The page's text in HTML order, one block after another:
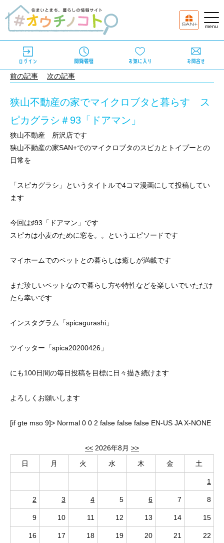
<< 2026年8月 >>
日
月 火 水 木 金 土
1
2 3 4 5 6 7 8
9 10 11 12 13 14 15
16 17 18 19 20 21 22
前の記事 次の記事
狭山不動産の家でマイクロブタと暮らす ス
ピカグラシ＃93「ドアマン」
狭山不動産 所沢店です
狭山不動産の家SAN+でのマイクロブタのスピカとトイプーとの
日常を
「スピカグラシ」というタイトルで4コマ漫画にして投稿してい
ます
今回は♯93 「ドアマン」です
スピカは小麦のために窓を。。というエピソードです
マイホームでのペットとの暮らしは癒しが満載です
まだ珍しいペットなので暮らし方や特性などを楽しいでいただけ
たら幸いです
インスタグラム「spicagurashi 」
ツイッター「spica20200426 」
にも100日間の毎日投稿を目標に日々描き続けます
よろしくお願いします
[if gte mso 9]> Normal 0 0 2 false false false EN-US JA X-NONE